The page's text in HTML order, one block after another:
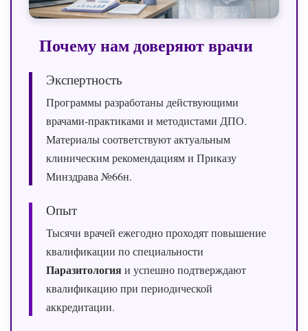
Почему нам доверяют врачи
Экспертность
Программы разработаны действующими
врачами‑практиками и методистами ДПО.
Материалы соответствуют актуальным
клиническим рекомендациям и Приказу
Минздрава №66н.
Опыт
Тысячи врачей ежегодно проходят повышение
квалификации по специальности
Паразитологияи успешно подтверждают
квалификацию при периодической
аккредитации.